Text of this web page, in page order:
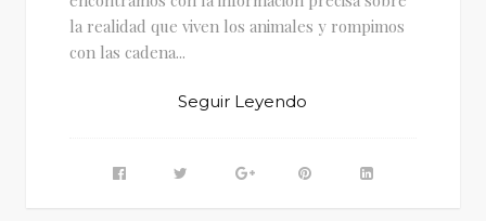
la realidad que viven los animales y rompimos
con las cadena...
Seguir Leyendo